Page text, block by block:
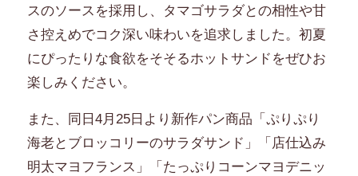
スのソースを採用し、タマゴサラダとの相性や甘
さ控えめでコク深い味わいを追求しました。初夏
にぴったりな食欲をそそるホットサンドをぜひお
楽しみください。
また、同日4月25日より新作パン商品「ぷりぷり
海老とブロッコリーのサラダサンド」「店仕込み
明太マヨフランス」「たっぷりコーンマヨデニッ